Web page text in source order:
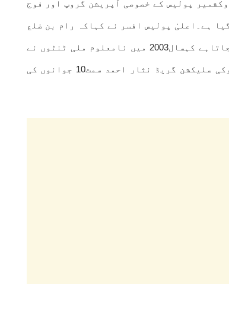
پولیس کے خصوصی آپریشن گروپ اور فوج
ہے۔اعلیٰ پولیس افسر نے کہاکہ رام بن ضلع
میں الرٹ جاری کر دیا گیا ہے اور مقدمہ درج کر لیا گیا ہے۔بتایاجاتاہے کہسال2003 میں نامعلوم ملی ٹنٹوں نے
پولیس چوکی اندھ گول میں دھماکہ کیا تھا جس میں انچارج پولیس چوکی سلیکشن گریڈ نثار احمد سمت10 جوانوں کی